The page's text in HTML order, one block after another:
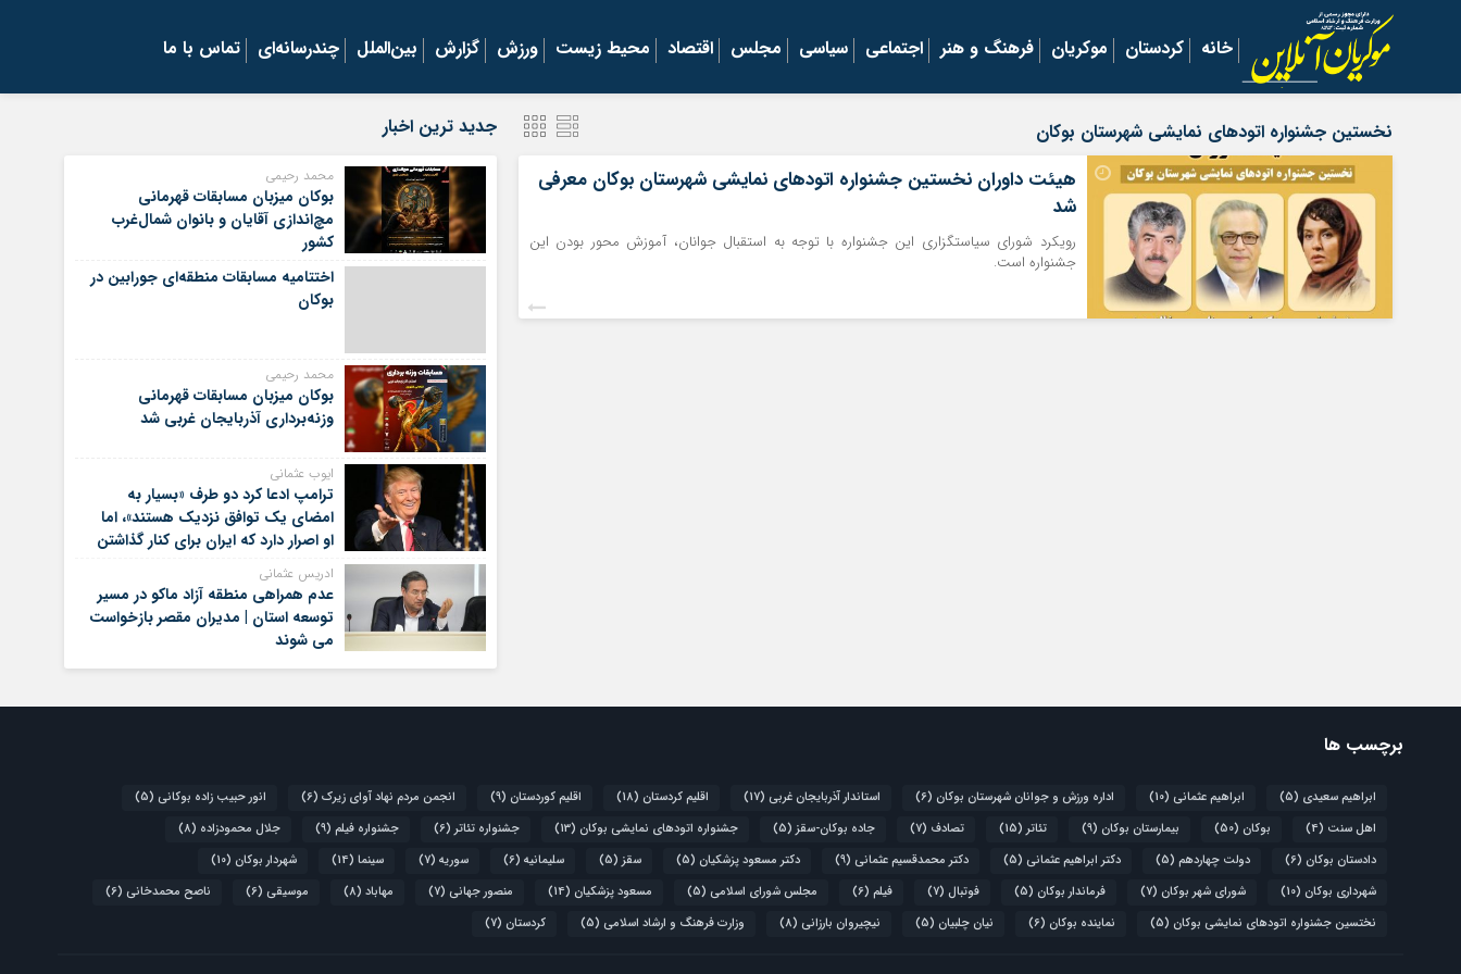
خانه کردستان موکریان فرهنگ و هنر اجتماعی سیاسی مجلس اقتصاد محیط زیست ورزش گزارش بین‌الملل چندرسانه‌ای تماس با ما
نخستین جشنواره اتودهای نمایشی شهرستان بوکان
هیئت داوران نخستین جشنواره اتودهای نمایشی شهرستان بوکان معرفی
شد
رویکرد شورای سیاستگزاری این جشنواره با توجه به استقبال جوانان، آموزش محور بودن این
جشنواره است.
جدید ترین اخبار
محمد رحیمی
بوکان میزبان مسابقات قهرمانی
مچ‌اندازی آقایان و بانوان شمال‌غرب
کشور
اختتامیه مسابقات منطقه‌ای جورابین در
بوکان
محمد رحیمی
بوکان میزبان مسابقات قهرمانی
وزنه‌برداری آذربایجان غربی شد
ایوب عثمانی
ترامپ ادعا کرد دو طرف «بسیار به
امضای یک توافق نزدیک هستند»، اما
او اصرار دارد که ایران برای کنار گذاشتن
برنامه‌های هسته‌ای خود گام‌های
بیشتری بردارد
ادریس عثمانی
عدم همراهی منطقه آزاد ماکو در مسیر
توسعه استان | مدیران مقصر بازخواست
می شوند
برچسب ها
ابراهیم سعیدی (5) ابراهیم عثمانی (10) اداره ورزش و جوانان شهرستان بوکان (6) استاندار آذربایجان غربی (17) اقلیم کردستان (18) اقلیم کوردستان (9) انجمن مردم نهاد آوای زیرک (6) انور حبیب زاده بوکانی (5)
اهل سنت (4) بوکان (50) بیمارستان بوکان (9) تئاتر (15) تصادف (7) جاده بوکان-سقز (5) جشنواره اتودهای نمایشی بوکان (13) جشنواره تئاتر (6) جشنواره فیلم (9) جلال محمودزاده (8)
دادستان بوکان (6) دولت چهاردهم (5) دکتر ابراهیم عثمانی (5) دکتر محمدقسیم عثمانی (9) دکتر مسعود پزشکیان (5) سقز (5) سلیمانیه (6) سوریه (7) سینما (14) شهردار بوکان (10)
شهرداری بوکان (10) شورای شهر بوکان (7) فرماندار بوکان (5) فوتبال (7) فیلم (6) مجلس شورای اسلامی (5) مسعود پزشکیان (14) منصور جهانی (7) مهاباد (8) موسیقی (6) ناصح محمدخانی (6)
نختسین جشنواره اتودهای نمایشی بوکان (5) نماینده بوکان (6) نیان چلبیان (5) نیچیروان بارزانی (8) وزارت فرهنگ و ارشاد اسلامی (5) کردستان (7)